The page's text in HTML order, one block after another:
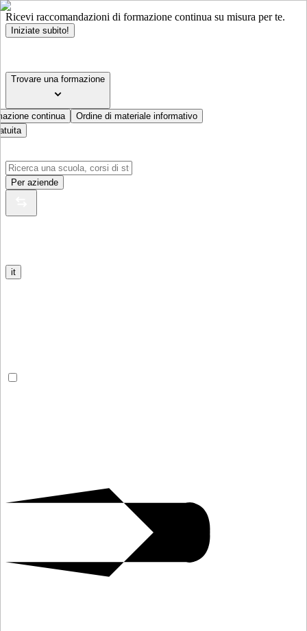
Ricevi raccomandazioni di formazione continua su misura per te.
Iniziate subito!
Trovare una formazione
continua
Ordine di materiale informativo
Per aziende
it